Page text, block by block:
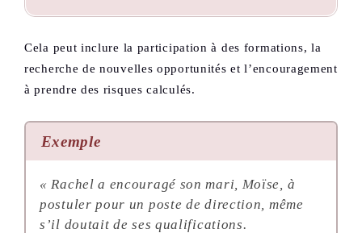
Cela peut inclure la participation à des formations, la
recherche de nouvelles opportunités et l’encouragement
à prendre des risques calculés.
Exemple
« Rachel a encouragé son mari, Moïse, à
postuler pour un poste de direction, même
s’il doutait de ses qualifications.